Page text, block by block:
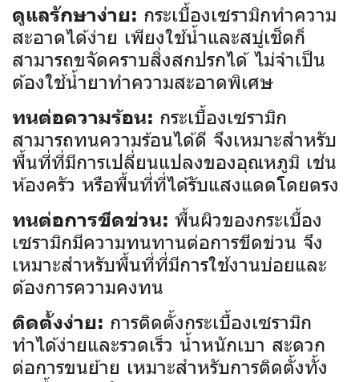
ดูแลรักษาง่าย: กระเบื้องเซรามิกทำความ
สะอาดได้ง่าย เพียงใช้น้ำและสบู่เช็ดก็
สามารถขจัดคราบสิ่งสกปรกได้ ไม่จำเป็น
ต้องใช้น้ำยาทำความสะอาดพิเศษ
ทนต่อความร้อน: กระเบื้องเซรามิก
สามารถทนความร้อนได้ดี จึงเหมาะสำหรับ
พื้นที่ที่มีการเปลี่ยนแปลงของอุณหภูมิ เช่น
ห้องครัว หรือพื้นที่ที่ได้รับแสงแดดโดยตรง
ทนต่อการขีดข่วน: พื้นผิวของกระเบื้อง
เซรามิกมีความทนทานต่อการขีดข่วน จึง
เหมาะสำหรับพื้นที่ที่มีการใช้งานบ่อยและ
ต้องการความคงทน
ติดตั้งง่าย: การติดตั้งกระเบื้องเซรามิก
ทำได้ง่ายและรวดเร็ว น้ำหนักเบา สะดวก
ต่อการขนย้าย เหมาะสำหรับการติดตั้งทั้ง